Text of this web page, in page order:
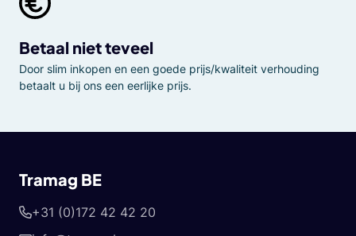
Betaal niet teveel
Door slim inkopen en een goede prijs/kwaliteit verhouding
betaalt u bij ons een eerlijke prijs.
Tramag BE
+31 (0)172 42 42 20